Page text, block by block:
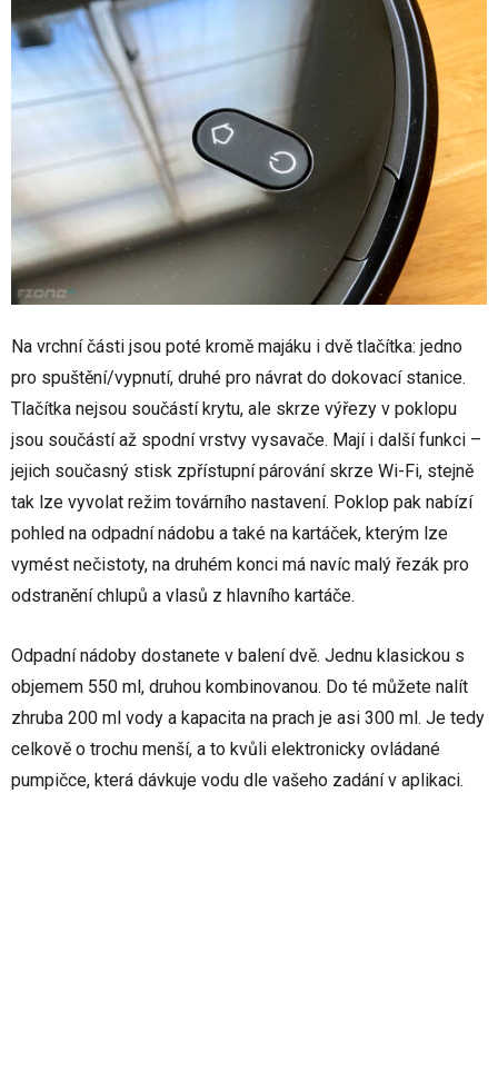
Na vrchní části jsou poté kromě majáku i dvě tlačítka: jedno
pro spuštění/vypnutí, druhé pro návrat do dokovací stanice.
Tlačítka nejsou součástí krytu, ale skrze výřezy v poklopu
jsou součástí až spodní vrstvy vysavače. Mají i další funkci –
jejich současný stisk zpřístupní párování skrze Wi-Fi, stejně
tak lze vyvolat režim továrního nastavení. Poklop pak nabízí
pohled na odpadní nádobu a také na kartáček, kterým lze
vymést nečistoty, na druhém konci má navíc malý řezák pro
odstranění chlupů a vlasů z hlavního kartáče.
Odpadní nádoby dostanete v balení dvě. Jednu klasickou s
objemem 550 ml, druhou kombinovanou. Do té můžete nalít
zhruba 200 ml vody a kapacita na prach je asi 300 ml. Je tedy
celkově o trochu menší, a to kvůli elektronicky ovládané
pumpičce, která dávkuje vodu dle vašeho zadání v aplikaci.